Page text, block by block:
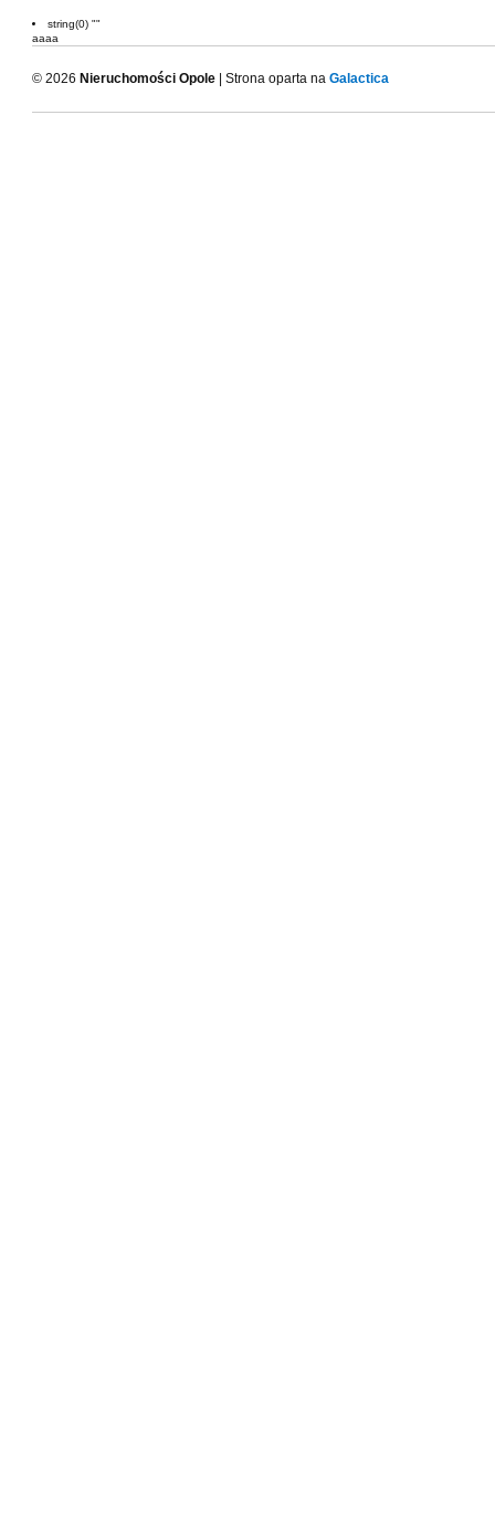
string(0) ""
aaaa
© 2026 Nieruchomości Opole | Strona oparta na Galactica